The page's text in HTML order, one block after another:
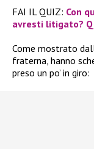
FAI IL QUIZ: Con
avresti litigato?
Come mostrato
fraterna, hanno
preso un po’ in giro: